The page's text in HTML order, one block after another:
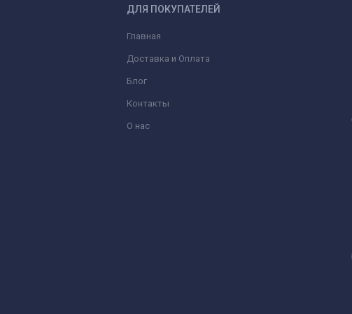
ДЛЯ ПОКУПАТЕЛЕЙ
Главная
Доставка и Оплата
Блог
Контакты
О нас